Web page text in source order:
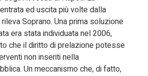
ed uscita più volte dalla
Soprano. Una prima soluzione
era stata individuata nel 2006,
che il diritto di prelazione potesse
non inseriti nella
Un meccanismo che, di fatto,